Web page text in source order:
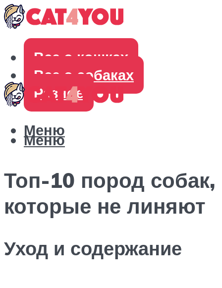
Все о кошках
Все о собаках
Разное
Меню
Меню
Топ-10 пород собак,
которые не линяют
Уход и содержание